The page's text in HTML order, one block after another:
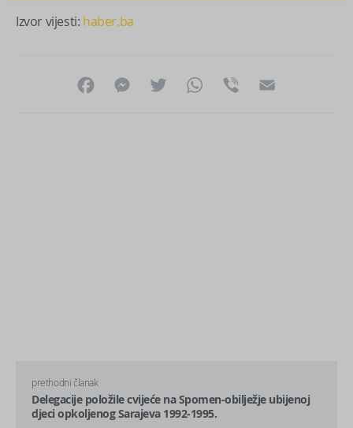
Izvor vijesti: haber.ba
FacebookMessenger
Twitter WhatsApp
Viber
prethodni članak
Delegacije položile cvijeće na Spomen-obilježje ubijenoj
djeci opkoljenog Sarajeva 1992-1995.